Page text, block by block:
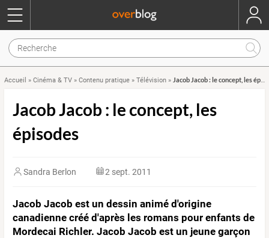
Accueil » Cinéma & TV » Contenu pratique » Télévision » Jacob Jacob : le concept, les épisodes
Jacob Jacob : le concept, les
épisodes
Sandra Berlon 2 sept. 2011
Jacob Jacob est un dessin animé d'origine
canadienne créé d'après les romans pour enfants de
Mordecai Richler. Jacob Jacob est un jeune garçon